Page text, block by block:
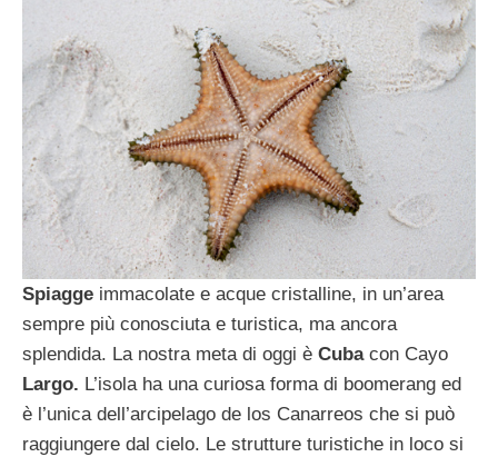
Spiagge immacolate e acque cristalline, in un’area
sempre più conosciuta e turistica, ma ancora
splendida. La nostra meta di oggi è Cubacon Cayo
Largo. L’isola ha una curiosa forma di boomerang ed
è l’unica dell’arcipelago de los Canarreos che si può
raggiungere dal cielo. Le strutture turistiche in loco si